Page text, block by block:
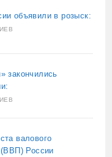
объявили в розыск:
закончились
валового
(ВВП) России